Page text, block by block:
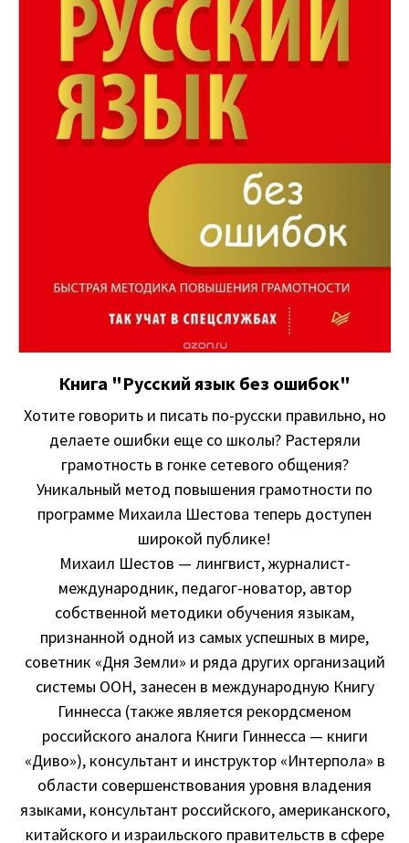
Книга "Русский язык без ошибок"
Хотите говорить и писать по-русски правильно, но
делаете ошибки еще со школы? Растеряли
грамотность в гонке сетевого общения?
Уникальный метод повышения грамотности по
программе Михаила Шестова теперь доступен
широкой публике!
Михаил Шестов — лингвист, журналист-
международник, педагог-новатор, автор
собственной методики обучения языкам,
признанной одной из самых успешных в мире,
советник «Дня Земли» и ряда других организаций
системы ООН, занесен в международную Книгу
Гиннесса (также является рекордсменом
российского аналога Книги Гиннесса — книги
«Диво»), консультант и инструктор «Интерпола» в
области совершенствования уровня владения
языками, консультант российского, американского,
китайского и израильского правительств в сфере